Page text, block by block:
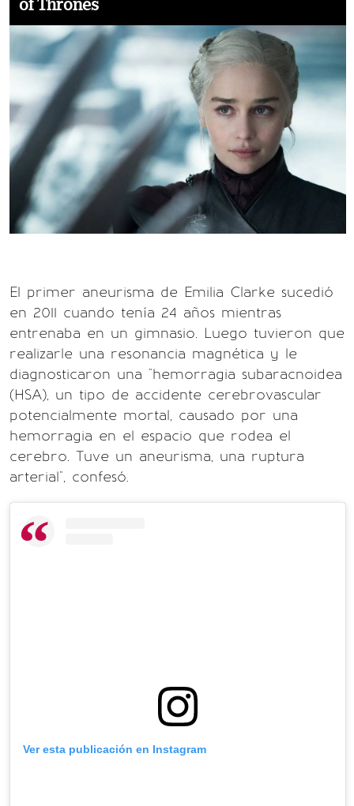
of Thrones
El primer aneurisma de Emilia Clarke sucedió
en 2011 cuando tenía 24 años mientras
entrenaba en un gimnasio. Luego tuvieron que
realizarle una resonancia magnética y le
diagnosticaron una "hemorragia subaracnoidea
(HSA), un tipo de accidente cerebrovascular
potencialmente mortal, causado por una
hemorragia en el espacio que rodea el
cerebro. Tuve un aneurisma, una ruptura
arterial", confesó.
Ver esta publicación en Instagram